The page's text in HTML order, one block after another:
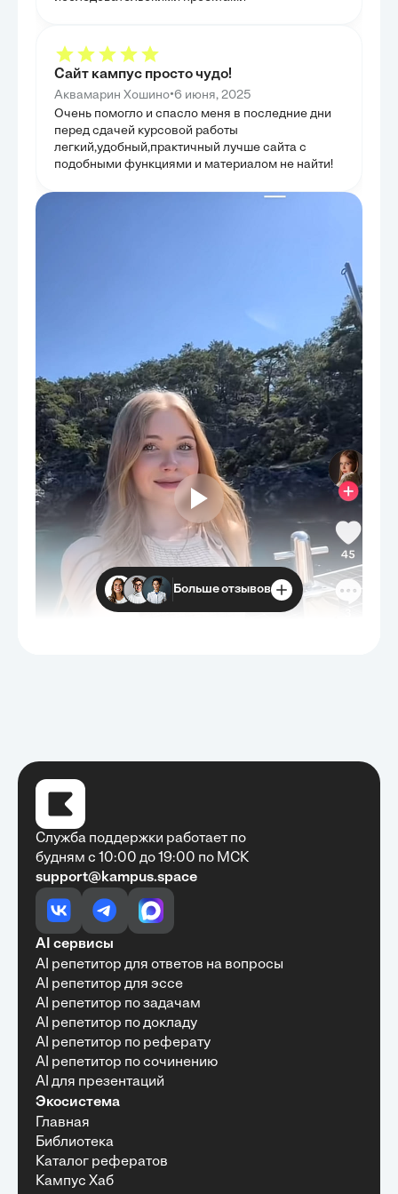
Сайт кампус просто чудо!
Аквамарин Хошино•6 июня, 2025
Очень помогло и спасло меня в последние дни
перед сдачей курсовой работы
легкий,удобный,практичный лучше сайта с
подобными функциями и материалом не найти!
Очень быстро, недорого, качественно,
доступно
Алексей Антонов•27 мая, 2025
Обучение с Кампус Хаб — очень экономит
полезной информации. Рекомендую ...
Рекомендую Кампус АИ всем, кто хочет
учиться эффективно и с комфортом
Марина Щербакова
Пользуюсь сайтом Кампус АИ уже несколько
месяцев и хочу отметить высокий уровень
удобства и информативности. Платформа
отлично подходит как для самостоятельного
обучения, так и для профессионального
Больше отзывов
Служба поддержки работает по
будням с 10:00 до 19:00 по МСК
support@kampus.space
AI сервисы
AI репетитор для ответов на вопросы
AI репетитор для эссе
AI репетитор по задачам
AI репетитор по докладу
AI репетитор по реферату
AI репетитор по сочинению
AI для презентаций
Экосистема
Главная
Библиотека
Каталог рефератов
Кампус Хаб